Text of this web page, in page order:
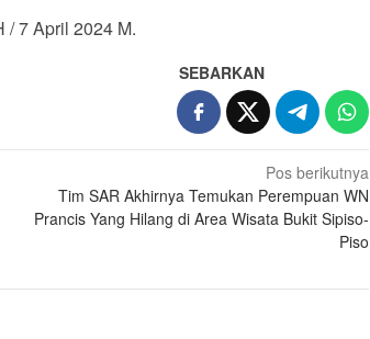
/ 7 April 2024 M.
SEBARKAN
Pos berikutnya
Tim SAR Akhirnya Temukan Perempuan WN
Prancis Yang Hilang di Area Wisata Bukit Sipiso-
Piso